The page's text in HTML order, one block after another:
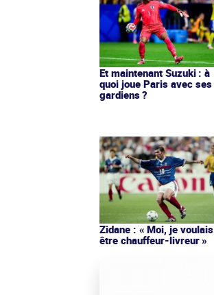
Et maintenant Suzuki : à
quoi joue Paris avec ses
gardiens ?
Zidane : « Moi, je voulais
être chauffeur-livreur »